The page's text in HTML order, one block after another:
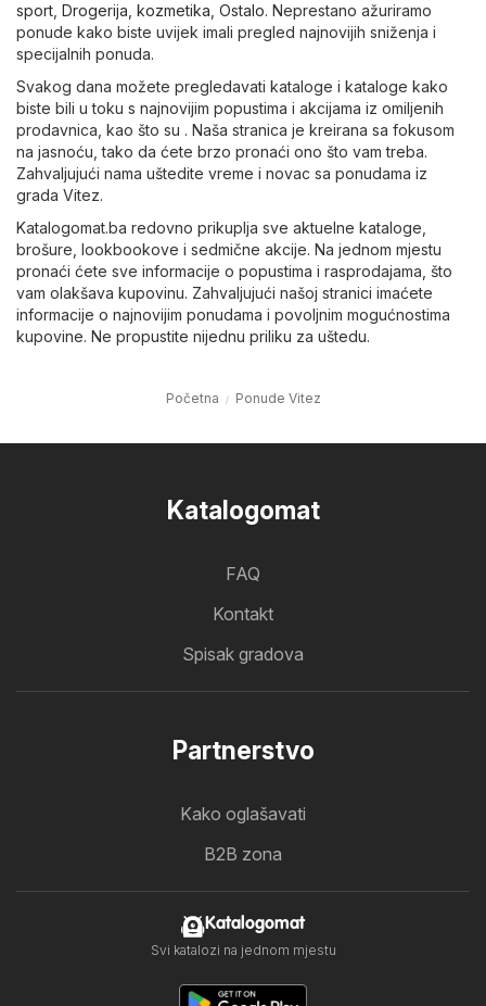
sport Drogerija, kozmetika Ostalo. Neprestano ažuriramo
ponude kako biste uvijek imali pregled najnovijih sniženja i
specijalnih ponuda.
Svakog dana možete pregledavati kataloge i kataloge kako
biste bili u toku s najnovijim popustima i akcijama iz omiljenih
prodavnica, kao što su . Naša stranica je kreirana sa fokusom
na jasnoću, tako da ćete brzo pronaći ono što vam treba.
Zahvaljujući nama uštedite vreme i novac sa ponudama iz
grada Vitez.
Katalogomat.ba redovno prikuplja sve aktuelne kataloge,
brošure, lookbookove i sedmične akcije. Na jednom mjestu
pronaći ćete sve informacije o popustima i rasprodajama, što
vam olakšava kupovinu. Zahvaljujući našoj stranici imaćete
informacije o najnovijim ponudama i povoljnim mogućnostima
kupovine. Ne propustite nijednu priliku za uštedu.
Početna Ponude Vitez
Katalogomat
FAQ
Kontakt
Spisak gradova
Partnerstvo
Kako oglašavati
B2B zona
Katalogomat
Svi katalozi na jednom mjestu